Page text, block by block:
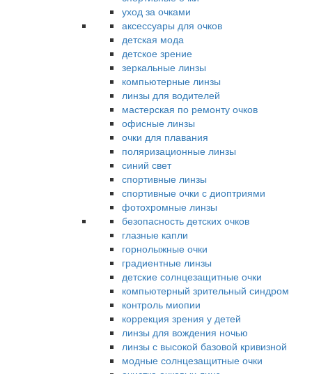
уход за очками
аксессуары для очков
детская мода
детское зрение
зеркальные линзы
компьютерные линзы
линзы для водителей
мастерская по ремонту очков
офисные линзы
очки для плавания
поляризационные линзы
синий свет
спортивные линзы
спортивные очки с диоптриями
фотохромные линзы
безопасность детских очков
глазные капли
горнолыжные очки
градиентные линзы
детские солнцезащитные очки
компьютерный зрительный синдром
контроль миопии
коррекция зрения у детей
линзы для вождения ночью
линзы с высокой базовой кривизной
модные солнцезащитные очки